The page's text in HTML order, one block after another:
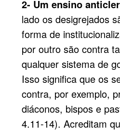
2- Um ensino
lado os desigrejados
forma de
por outro são contra
qualquer sistema de
Isso significa que os
contra, por exemplo,
diáconos, bispos e
4.11-14). Acreditam